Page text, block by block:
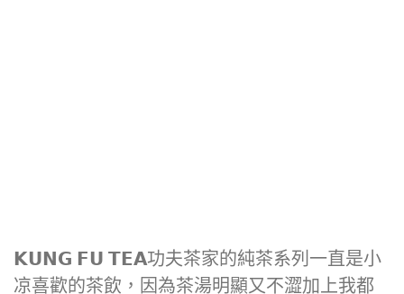
𝗞𝗨𝗡𝗚 𝗙𝗨 𝗧𝗘𝗔功夫茶家的純茶系列一直是小
凉喜歡的茶飲，因為茶湯明顯又不澀加上我都